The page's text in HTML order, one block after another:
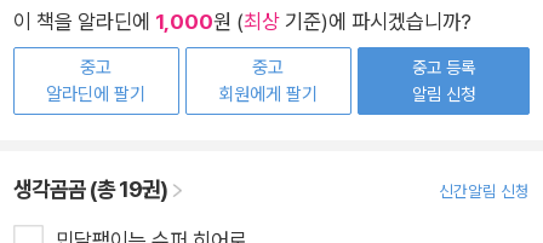
이 책을 알라딘에 1,000원 (최상 기준)에 파시겠습니까?
중고
알라딘에 팔기
중고
회원에게 팔기
중고 등록
알림 신청
생각곰곰 (총 19권) 신간알림 신청